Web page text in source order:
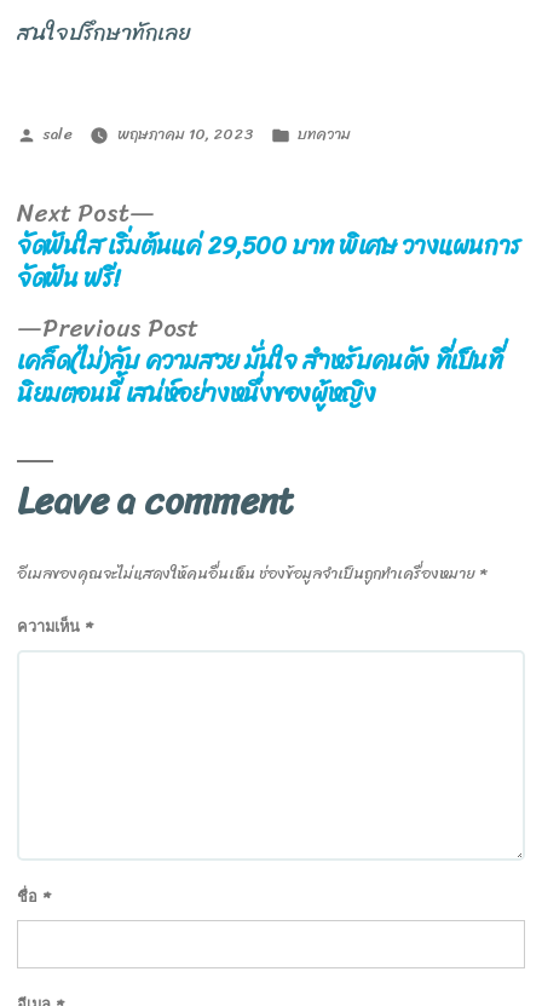
สนใจปรึกษาทักเลย
Posted
sale พฤษภาคม 10, 2023 Posted
บทความ
แนะแนว
เรื่อง
Previous PostPrevious
post:
เคล็ด(ไม่)ลับ ความสวย มั่นใจ สำหรับคนดัง ที่เป็นที่
นิยมตอนนี้ เสน่ห์อย่างหนึ่งของผู้หญิง
Next Post
post:
จัดฟันใส เริ่มต้นแค่ 29,500 บาท พิเศษ วางแผนการ
จัดฟัน ฟรี!
Leave a comment
อีเมลของคุณจะไม่แสดงให้คนอื่นเห็น ช่องข้อมูลจำเป็นถูกทำเครื่องหมาย*
ความเห็น *
ชื่อ *